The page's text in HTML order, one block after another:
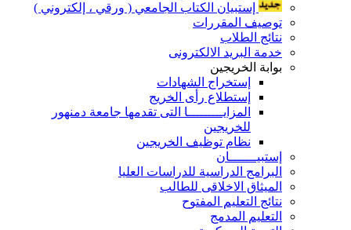
إستبيان الكتاب الجامعي ( ورقي ، إلكتروني )
توصيف المقررات
نتائج الطلاب
خدمة البريد الالكترونى
بوابة الخريجين
إستخراج الشهادات
إستطلاع رأى الخريج
المزايـــــــــا التى تقدمها جامعة دمنهور
للخريجين
نظام توظيف الخريجين
إستبيـــــــان
البرامج الدراسية للدراسات العليا
الميثاق الاخلاقى للطالب
نتائج التعليم المفتوح
التعليم المدمج